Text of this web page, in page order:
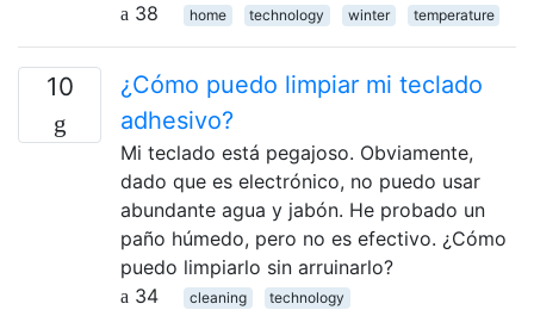
38
home technology winter temperature
10
¿Cómo puedo limpiar mi teclado
adhesivo?
Mi teclado está pegajoso. Obviamente,
dado que es electrónico, no puedo usar
abundante agua y jabón. He probado un
paño húmedo, pero no es efectivo. ¿Cómo
puedo limpiarlo sin arruinarlo?
34
cleaning technology